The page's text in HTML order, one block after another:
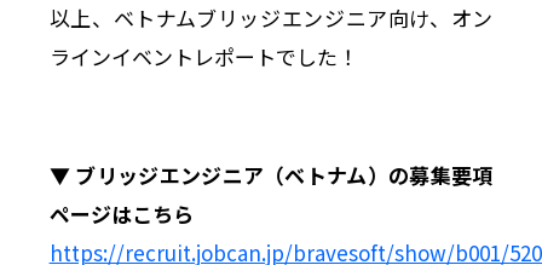
以上、ベトナムブリッジエンジニア向け、オン
ラインイベントレポートでした！
▼ ブリッジエンジニア（ベトナム）の募集要項
ページはこちら
https://recruit.jobcan.jp/bravesoft/show/b001/